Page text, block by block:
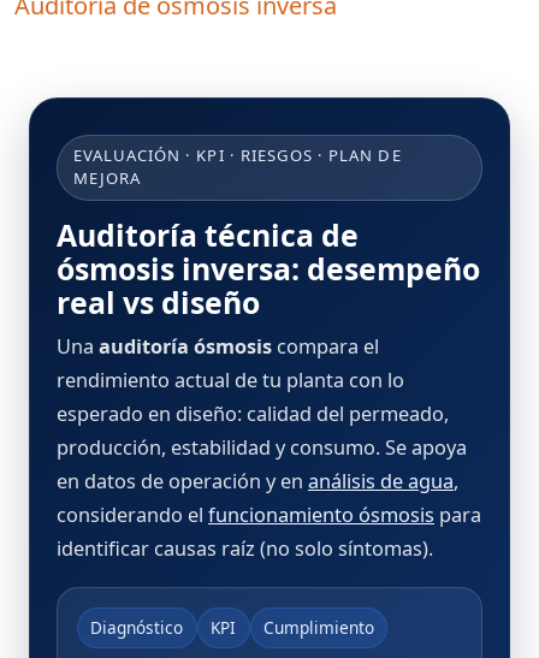
EVALUACIÓN · KPI · RIESGOS · PLAN DE
MEJORA
Auditoría técnica de
ósmosis inversa: desempeño
real vs diseño
Una auditoría ósmosis compara el
rendimiento actual de tu planta con lo
esperado en diseño: calidad del permeado,
producción, estabilidad y consumo. Se apoya
en datos de operación y en análisis de agua,
considerando el funcionamiento ósmosis para
identificar causas raíz (no solo síntomas).
Diagnóstico KPI Cumplimiento